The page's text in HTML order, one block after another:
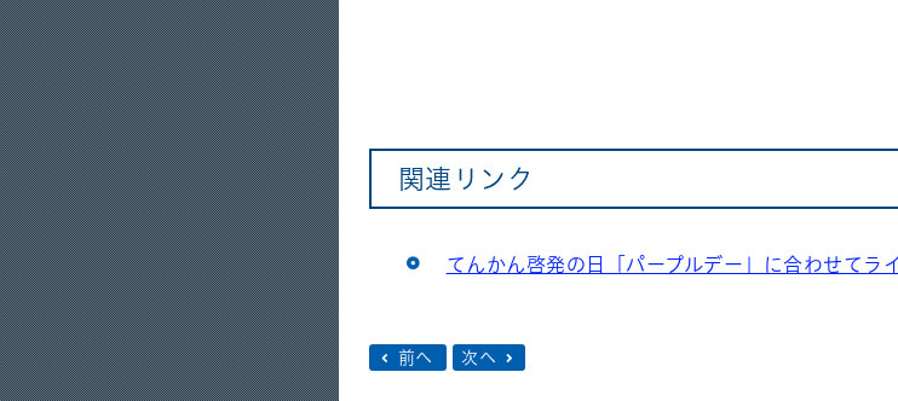
関連リンク
てんかん啓発の日「パープルデー」に合わせてラ
前へ 次へ